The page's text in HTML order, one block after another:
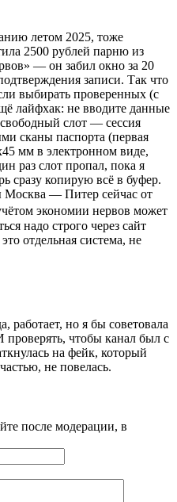
летом 2025, тоже
2500 рублей парню из
— он забил окно за 20
записи. Так что
выбирать проверенных (с
лайфхак: не вводите данные
слот — сессия
сканы паспорта (первая
мм в электронном виде,
раз слот пропал, пока я
сразу копирую всё в буфер.
— Питер сейчас от
экономии нервов может
надо строго через сайт
отдельная система, не
но я бы советовала
проверять, чтобы канал был с
на фейк, который
не повелась.
после модерации, в